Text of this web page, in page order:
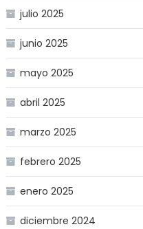
julio 2025
junio 2025
mayo 2025
abril 2025
marzo 2025
febrero 2025
enero 2025
diciembre 2024